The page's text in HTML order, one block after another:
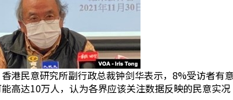
香港民意研究所副行政总裁钟剑华表示，8%受访者有
高达10万人，认为各界应该关注数据反映的民意实